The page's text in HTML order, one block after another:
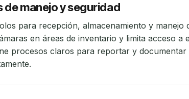
de manejo y seguridad
para recepción, almacenamiento y manejo
en áreas de inventario y limita acceso a
procesos claros para reportar y documentar